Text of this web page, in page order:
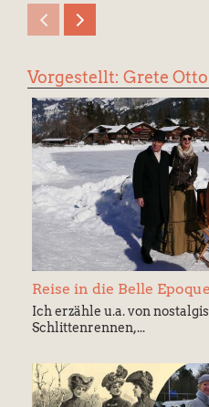
Vorgestellt: Grete Otto
Reise in die Belle
Ich erzähle u.a. von
Schlittenrennen,...